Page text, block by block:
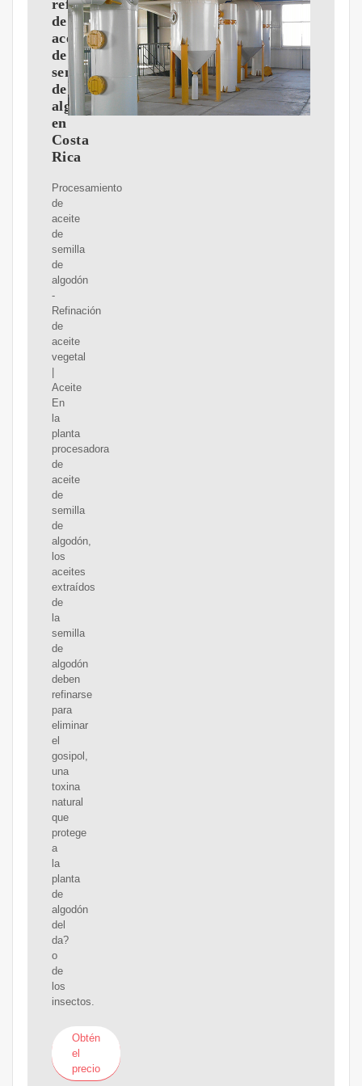
refinadora
de
aceite
de
semilla
de
algodón
en
Costa
Rica
Procesamiento
de
aceite
de
semilla
de
algodón
-
Refinación
de
aceite
vegetal
Aceite
En
la
planta
procesadora
de
aceite
de
semilla
de
algodón,
los
aceites
extraídos
de
la
semilla
de
algodón
deben
refinarse
para
eliminar
el
gosipol,
una
toxina
natural
que
protege
a
la
planta
de
algodón
del
da?
o
de
los
insectos.
Obtén
el
precio